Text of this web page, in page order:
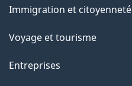
sujets
Immigration et citoyenneté
Voyage et tourisme
Entreprises